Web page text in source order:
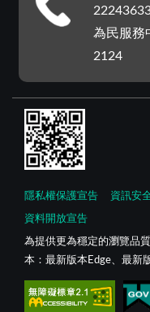
為民服務
2124
隱私權保護宣告 資訊安
資料開放宣告
為提供更為穩定的瀏覽品
本：最新版本Edge、最新